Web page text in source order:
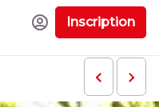
Inscription